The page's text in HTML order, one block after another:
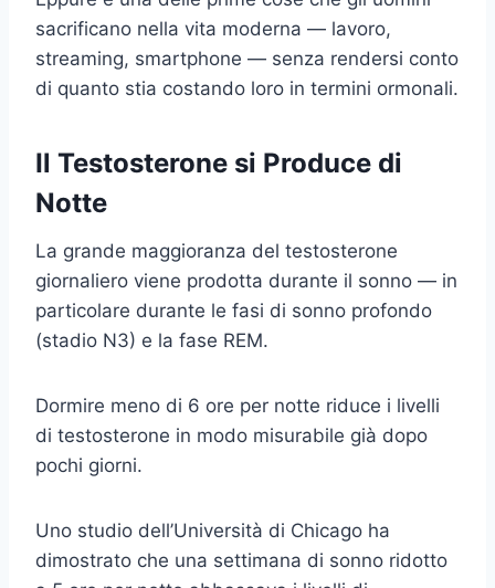
sacrificano nella vita moderna — lavoro,
streaming, smartphone — senza rendersi conto
di quanto stia costando loro in termini ormonali.
Il Testosterone si Produce di
Notte
La grande maggioranza del testosterone
giornaliero viene prodotta durante il sonno — in
particolare durante le fasi di sonno profondo
(stadio N3) e la fase REM.
Dormire meno di 6 ore per notte riduce i livelli
di testosterone in modo misurabile già dopo
pochi giorni.
Uno studio dell’Università di Chicago ha
dimostrato che una settimana di sonno ridotto